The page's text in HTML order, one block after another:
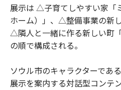
展示は △子育てしやすい家「
ホーム）」、△整備事業の新
△隣人と一緒に作る新しい町
の順で構成される。
ソウル市のキャラクターであ
展示を案内する対話型コンテ